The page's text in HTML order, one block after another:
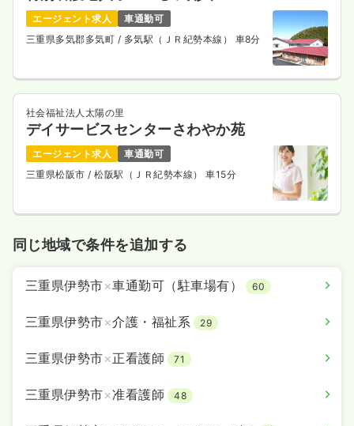
エージェント求人
車通勤可
三重県多気郡多気町 / 多気駅（ＪＲ紀勢本線） 車8分
社会福祉法人太陽の里
デイサービスセンターさわやか苑
エージェント求人
車通勤可
三重県松阪市 / 松阪駅（ＪＲ紀勢本線） 車15分
同じ地域で条件を追加する
三重県伊勢市×車通勤可（駐車場有） 60
三重県伊勢市×介護・福祉系 29
三重県伊勢市×正看護師 71
三重県伊勢市×准看護師 48